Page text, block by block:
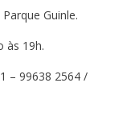
Guinle.
às 19h.
– 99638 2564 /